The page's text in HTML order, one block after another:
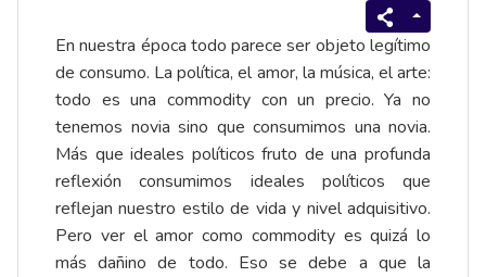
En nuestra época todo parece ser objeto legítimo
de consumo. La política, el amor, la música, el arte:
todo es una commodity con un precio. Ya no
tenemos novia sino que consumimos una novia.
Más que ideales políticos fruto de una profunda
reflexión consumimos ideales políticos que
reflejan nuestro estilo de vida y nivel adquisitivo.
Pero ver el amor como commodity es quizá lo
más dañino de todo. Eso se debe a que la